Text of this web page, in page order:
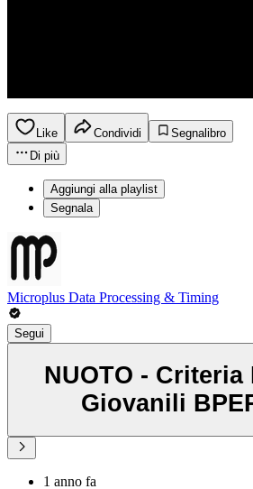
Like Condividi
Segnalibro
Di più
Aggiungi alla playlist
Segnala
Microplus Data Processing & Timing
Segui
NUOTO - Criteria
Giovanili
1 anno fa